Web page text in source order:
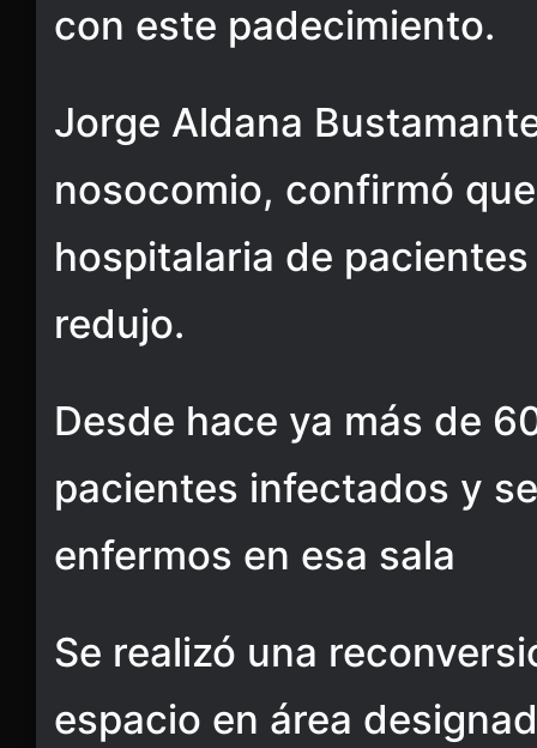
con este padecimiento.
Jorge Aldana
nosocomio, confirmó
hospitalaria de
redujo.
Desde hace ya más de
pacientes infectados y
enfermos en esa sala
Se realizó una
espacio en área